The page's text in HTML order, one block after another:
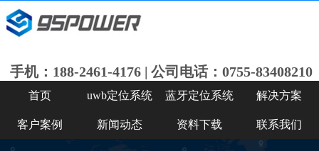
手机：188-2461-4176 | 公司电话：0755-83408210
首页 uwb定位系统 蓝牙定位系统 解决方案
客户案例 新闻动态 资料下载 联系我们